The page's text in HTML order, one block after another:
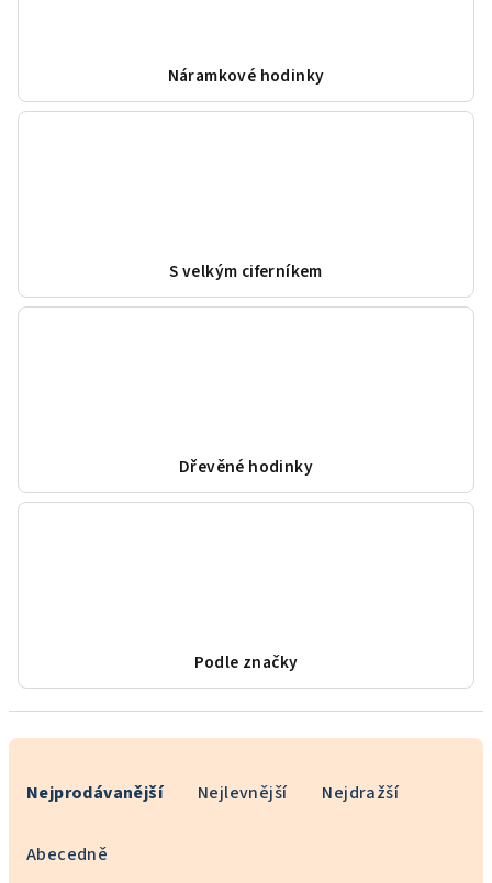
Náramkové hodinky
S velkým ciferníkem
Dřevěné hodinky
Podle značky
Nejprodávanější Nejlevnější Nejdražší
Abecedně